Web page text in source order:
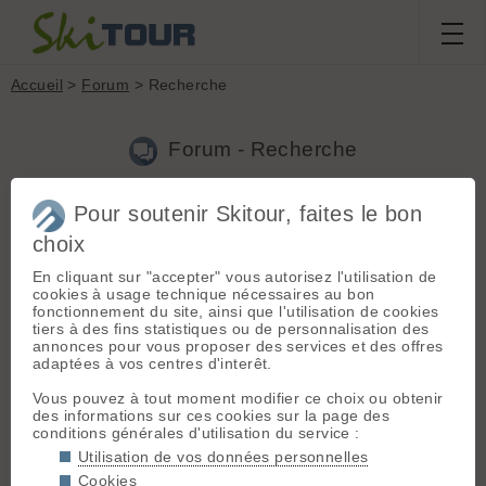
Accueil > Forum > Recherche
Forum - Recherche
Nouveau sujet|Voir tous les sujets
95 résultats
31.Le çacéquoi nature, Tome 4(jodew le 28.01.2015 à
13:08)
muscari à toupet.
32.Concours Skitour/ Ortovox(jodew le 27.01.2015 à 09:02)
salut, quand connaîtront-nous les résultats du jeu de janvier?
33.Conditions Queyras?(jodew le 24.01.2015 à 19:46)
en général dans le Queyras : adrets parfois bien pauvres et
Pour soutenir Skitour, faites le bon
choix
En cliquant sur "accepter" vous autorisez l'utilisation de
cookies à usage technique nécessaires au bon
fonctionnement du site, ainsi que l'utilisation de cookies
tiers à des fins statistiques ou de personnalisation des
annonces pour vous proposer des services et des offres
adaptées à vos centres d'interêt.
Vous pouvez à tout moment modifier ce choix ou obtenir
des informations sur ces cookies sur la page des
conditions générales d'utilisation du service :
Utilisation de vos données personnelles
Cookies